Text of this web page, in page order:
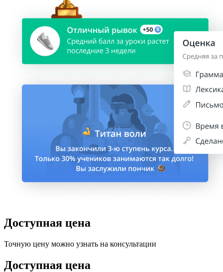
Доступная цена
Точную цену можно узнать на консультации
Доступная цена